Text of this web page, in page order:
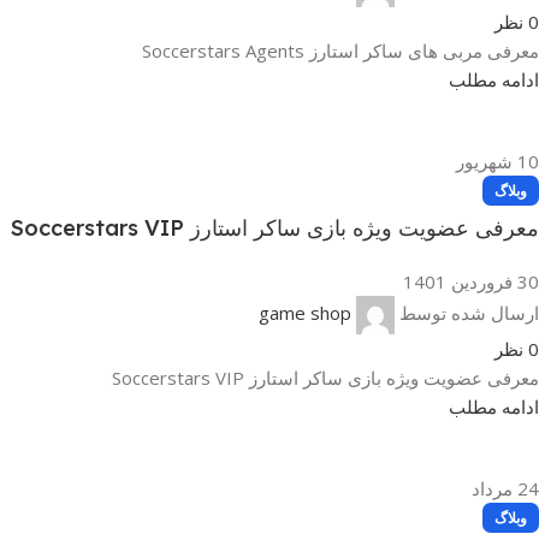
0 نظر
معرفی مربی های ساکر استارز Soccerstars Agents
ادامه مطلب
10 شهریور
وبلاگ
معرفی عضویت ویژه بازی ساکر استارز Soccerstars VIP
30 فروردین 1401
ارسال شده توسط
game shop
0 نظر
معرفی عضویت ویژه بازی ساکر استارز Soccerstars VIP
ادامه مطلب
24 مرداد
وبلاگ